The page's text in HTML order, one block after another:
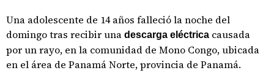
Una adolescente de 14 años falleció la noche del
domingo tras recibir una descarga eléctrica causada
por un rayo, en la comunidad de Mono Congo, ubicada
en el área de Panamá Norte, provincia de Panamá.